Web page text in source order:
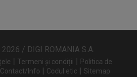
/ DIGI ROMANIA S.A.
| Termeni și condiții | Politica de
Contact/Info | Codul etic | Sitemap